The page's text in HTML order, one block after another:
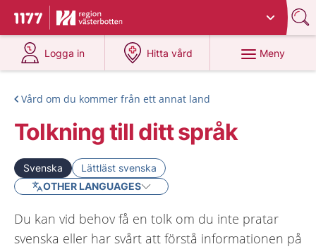
Till startsidan för 1177
Du har valt region
Logga in
på 1177.se
Hitta vård
på 1177.se
Meny
Vård om du kommer från ett annat land
Tolkning till ditt språk
Svenska
Lättläst svenska
OTHER LANGUAGES
Du kan vid behov få en tolk om du inte pratar
svenska eller har svårt att förstå informationen på